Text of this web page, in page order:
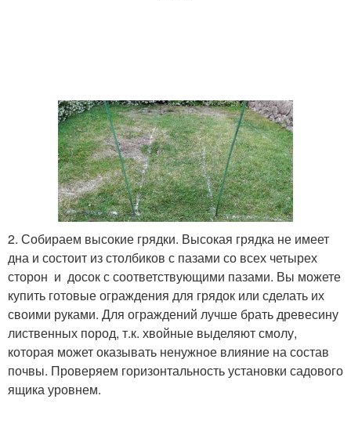
2. Собираем высокие грядки. Высокая грядка не имеет
дна и состоит из столбиков с пазами со всех четырех
сторон и досок с соответствующими пазами. Вы можете
купить готовые ограждения для грядок или сделать их
своими руками. Для ограждений лучше брать древесину
лиственных пород, т.к. хвойные выделяют смолу,
которая может оказывать ненужное влияние на состав
почвы. Проверяем горизонтальность установки садового
ящика уровнем.